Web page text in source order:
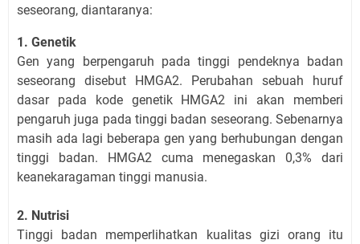
seseorang, diantaranya:
1. Genetik
Gen yang berpengaruh pada tinggi pendeknya badan
seseorang disebut HMGA2. Perubahan sebuah huruf
dasar pada kode genetik HMGA2 ini akan memberi
pengaruh juga pada tinggi badan seseorang. Sebenarnya
masih ada lagi beberapa gen yang berhubungan dengan
tinggi badan. HMGA2 cuma menegaskan 0,3% dari
keanekaragaman tinggi manusia.
2. Nutrisi
Tinggi badan memperlihatkan kualitas gizi orang itu